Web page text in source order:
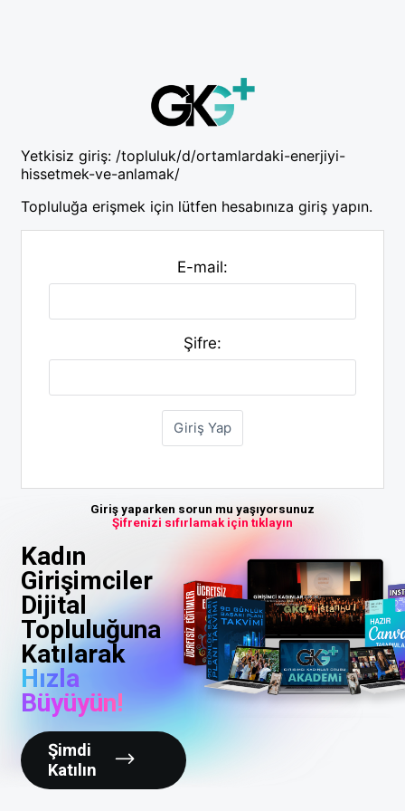
Yetkisiz giriş: /topluluk/d/ortamlardaki-enerjiyi-
hissetmek-ve-anlamak/
Topluluğa erişmek için lütfen hesabınıza giriş yapın.
E-mail:
Şifre:
Giriş yaparken sorun mu yaşıyorsunuz
Şifrenizi sıfırlamak için tıklayın
Kadın
Girişimciler
Dijital
Topluluğuna
Katılarak
Hızla
Büyüyün!
Şimdi
Katılın